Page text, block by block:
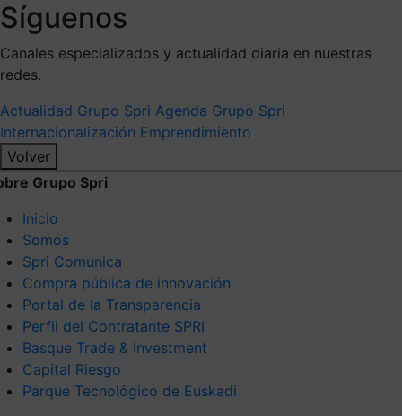
Síguenos
Canales especializados y actualidad diaria en nuestras
redes.
Actualidad Grupo Spri Agenda Grupo Spri
Internacionalización Emprendimiento
Volver
Grupo Spri
Inicio
Somos
Spri Comunica
Compra pública de innovación
Portal de la Transparencia
Perfil del Contratante SPRI
Basque Trade & Investment
Capital Riesgo
Parque Tecnológico de Euskadi